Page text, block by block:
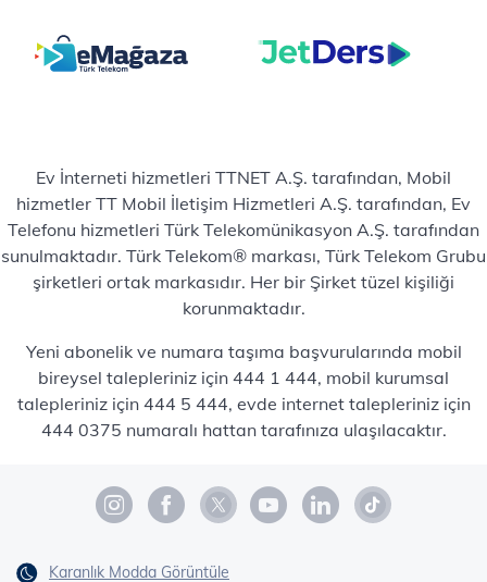
Ev İnterneti hizmetleri TTNET A.Ş. tarafından, Mobil
hizmetler TT Mobil İletişim Hizmetleri A.Ş. tarafından, Ev
Telefonu hizmetleri Türk Telekomünikasyon A.Ş. tarafından
sunulmaktadır. Türk Telekom® markası, Türk Telekom Grubu
şirketleri ortak markasıdır. Her bir Şirket tüzel kişiliği
korunmaktadır.
Yeni abonelik ve numara taşıma başvurularında mobil
bireysel talepleriniz için 444 1 444, mobil kurumsal
talepleriniz için 444 5 444, evde internet talepleriniz için
444 0375 numaralı hattan tarafınıza ulaşılacaktır.
Karanlık Modda Görüntüle